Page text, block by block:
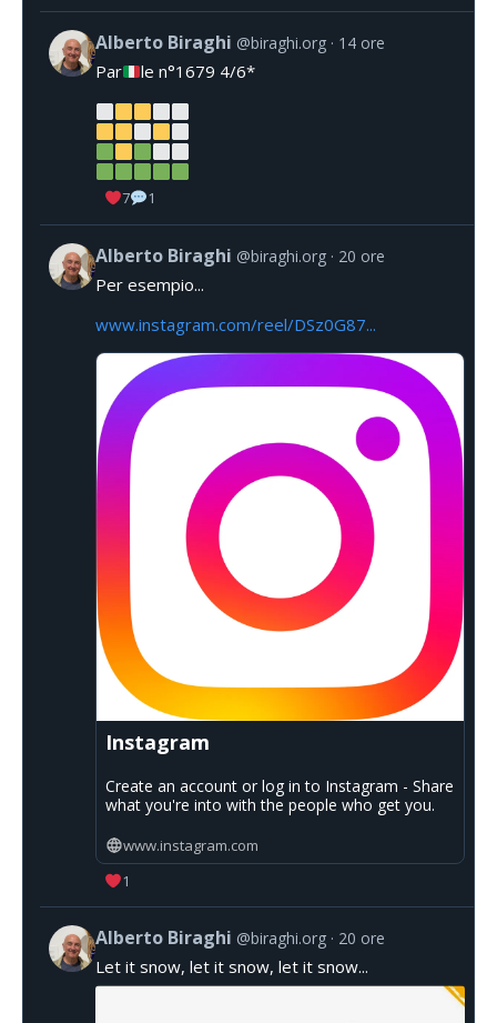
Alberto Biraghi @biraghi.org 14 ore
Par le n°1679 4/6*
7 1
Alberto Biraghi @biraghi.org 20 ore
Per esempio...
www.instagram.com/reel/DSz0G87...
Instagram
Create an account or log in to Instagram - Share
what you're into with the people who get you.
www.instagram.com
1
Alberto Biraghi @biraghi.org 20 ore
Let it snow, let it snow, let it snow...